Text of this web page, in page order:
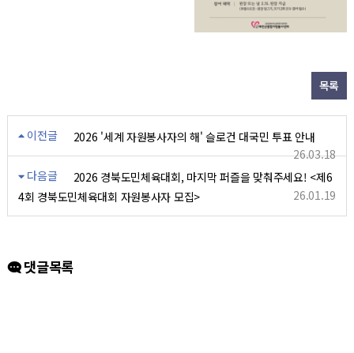
목록
이전글
2026 '세계 자원봉사자의 해' 슬로건 대국민 투표 안내
26.03.18
다음글
2026 경북도민체육대회, 마지막 퍼즐을 맞춰주세요! <제6
4회 경북도민체육대회 자원봉사자 모집>
26.01.19
댓글목록